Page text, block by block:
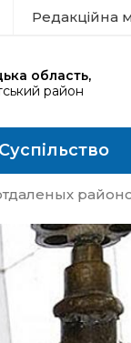
Редакційна
область,
район
Суспільство